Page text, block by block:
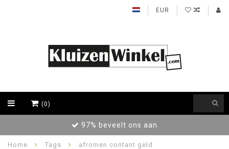
EUR
(0)
97% beveelt ons aan
Home Tags afromen contant geld